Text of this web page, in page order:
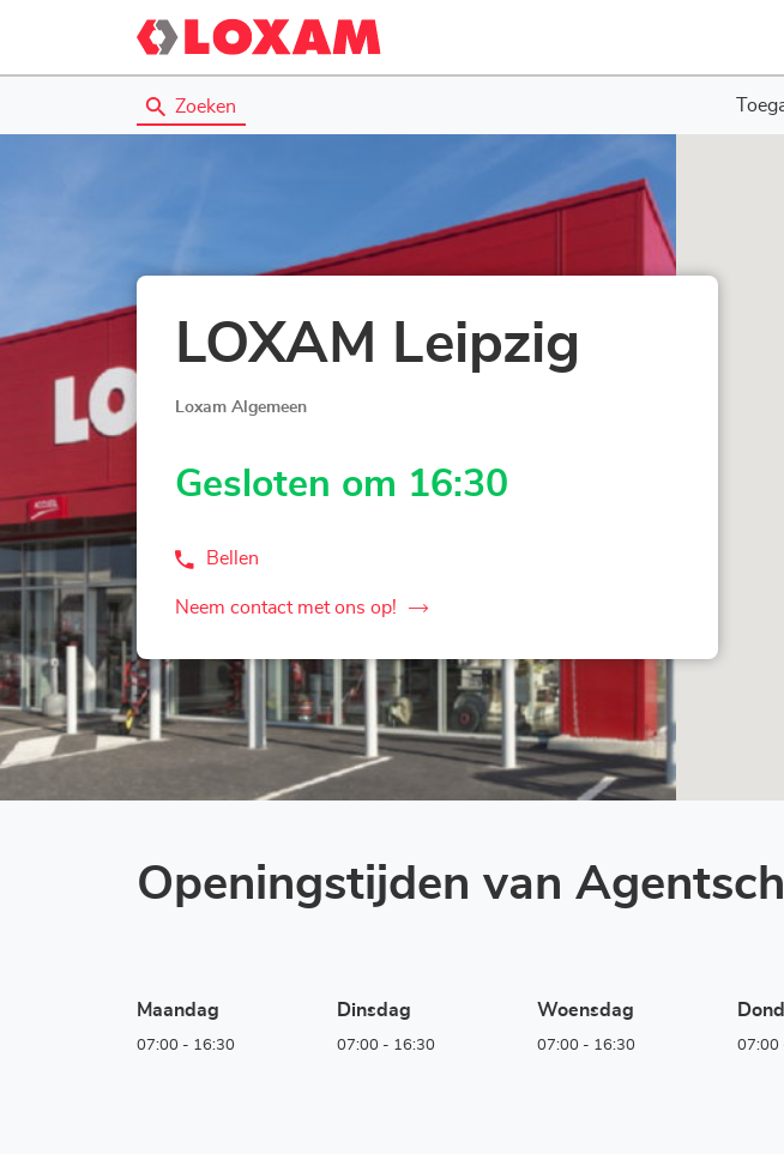
Zoeken
LOXAM Leipzig
Loxam Algemeen
Gesloten om 16:30
Bellen
de
LOXAM
Neem contact met ons op!
de
LOXAM
Leipzig
Openingstijden van
Maandag
07:00 - 16:30
Dinsdag
07:00 - 16:30
Woensdag
07:00 - 16:30 07:00